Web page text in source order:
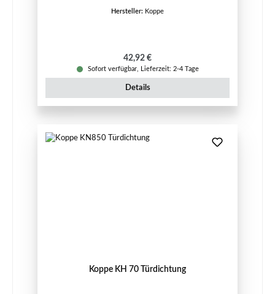
Hersteller: Koppe
Regulärer Preis:
42,92 €
Sofort verfügbar, Lieferzeit: 2-4 Tage
Details
Koppe KH 70 Türdichtung